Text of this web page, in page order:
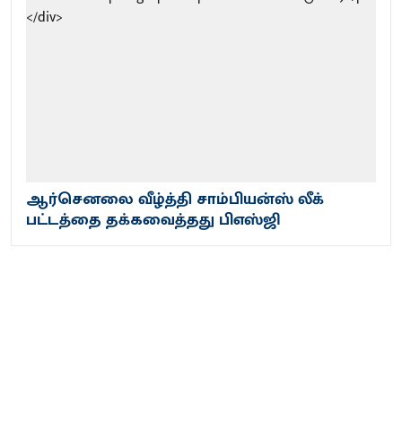
ஆர்செனலை வீழ்த்தி சாம்பியன்ஸ் லீக்
பட்டத்தை தக்கவைத்தது பிஎஸ்ஜி